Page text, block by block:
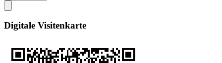
Digitale Visitenkarte